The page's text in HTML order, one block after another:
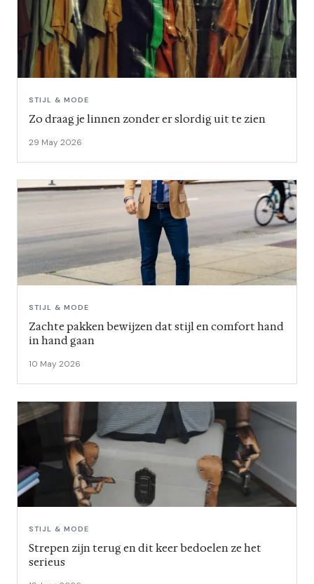
STIJL & MODE
Zo draag je linnen zonder er slordig uit te zien
29 May 2026
STIJL & MODE
Zachte pakken bewijzen dat stijl en comfort hand
in hand gaan
10 May 2026
STIJL & MODE
Strepen zijn terug en dit keer bedoelen ze het
serieus